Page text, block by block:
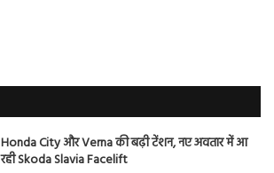
Honda City और Verna की बढ़ी टेंशन, नए अवतार में आ
रही Skoda Slavia Facelift